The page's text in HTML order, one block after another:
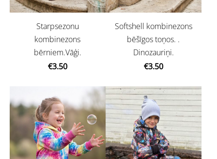
Starpsezonu
kombinezons
bērniem.Vāģi.
€3.50
Softshell kombinezons
bēšīgos toņos. .
Dinozauriņi.
€3.50